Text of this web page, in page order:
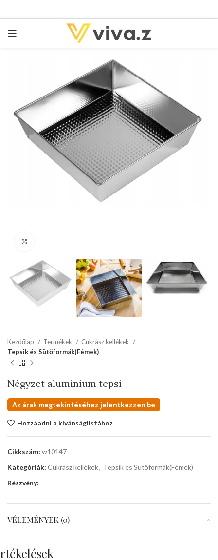
Kezdőlap Termékek
Cukrász kellékek
Tepsik és Sütőformák(Fémek)
Négyzet aluminium tepsi
Az árak megtekintéséhez jelentkezzen be
Hozzáadni a kívánságlistához
Cikkszám: w10147
Kategóriák: Cukrász kellékek, Tepsik és Sütőformák(Fémek)
Részvény:
VÉLEMÉNYEK (0)